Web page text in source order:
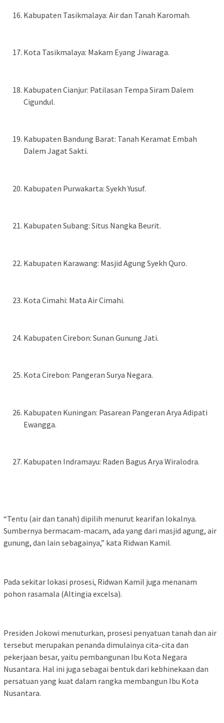
Kabupaten Tasikmalaya: Air dan Tanah Karomah.
Kota Tasikmalaya: Makam Eyang Jiwaraga.
Kabupaten Cianjur: Patilasan Tempa Siram Dalem
Cigundul.
Kabupaten Bandung Barat: Tanah Keramat Embah
Dalem Jagat Sakti.
Kabupaten Purwakarta: Syekh Yusuf.
Kabupaten Subang: Situs Nangka Beurit.
Kabupaten Karawang: Masjid Agung Syekh Quro.
Kota Cimahi: Mata Air Cimahi.
Kabupaten Cirebon: Sunan Gunung Jati.
Kota Cirebon: Pangeran Surya Negara.
Kabupaten Kuningan: Pasarean Pangeran Arya Adipati
Ewangga.
Kabupaten Indramayu: Raden Bagus Arya Wiralodra.
“Tentu (air dan tanah) dipilih menurut kearifan lokalnya.
Sumbernya bermacam-macam, ada yang dari masjid agung, air
gunung, dan lain sebagainya,” kata Ridwan Kamil.
Pada sekitar lokasi prosesi, Ridwan Kamil juga menanam
pohon rasamala (Altingia excelsa).
Presiden Jokowi menuturkan, prosesi penyatuan tanah dan air
tersebut merupakan penanda dimulainya cita-cita dan
pekerjaan besar, yaitu pembangunan Ibu Kota Negara
Nusantara. Hal ini juga sebagai bentuk dari kebhinekaan dan
persatuan yang kuat dalam rangka membangun Ibu Kota
Nusantara.